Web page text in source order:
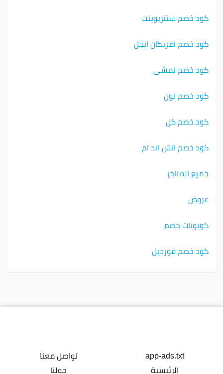
كود خصم سنتربوينت
كود خصم امريكان ايجل
كود خصم نمشي
كود خصم نون
كود خصم كل
كود خصم اتش اند ام
جميع المتاجر
عروض
كوبونات خصم
كود خصم فورديل
app-ads.txt
الرئيسية
تواصل معنا
حولنا